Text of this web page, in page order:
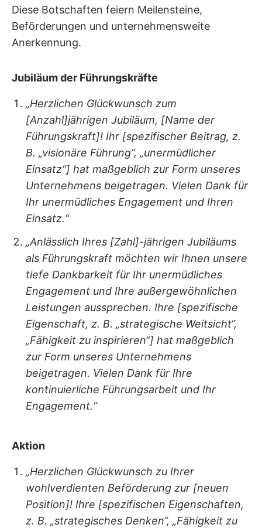
Diese Botschaften feiern Meilensteine,
Beförderungen und unternehmensweite
Anerkennung.
Jubiläum der Führungskräfte
„Herzlichen Glückwunsch zum
[Anzahl]jährigen Jubiläum, [Name der
Führungskraft]! Ihr [spezifischer Beitrag, z.
B. „visionäre Führung“, „unermüdlicher
Einsatz“] hat maßgeblich zur Form unseres
Unternehmens beigetragen. Vielen Dank für
Ihr unermüdliches Engagement und Ihren
Einsatz.“
„Anlässlich Ihres [Zahl]-jährigen Jubiläums
als Führungskraft möchten wir Ihnen unsere
tiefe Dankbarkeit für Ihr unermüdliches
Engagement und Ihre außergewöhnlichen
Leistungen aussprechen. Ihre [spezifische
Eigenschaft, z. B. „strategische Weitsicht“,
„Fähigkeit zu inspirieren“] hat maßgeblich
zur Form unseres Unternehmens
beigetragen. Vielen Dank für Ihre
kontinuierliche Führungsarbeit und Ihr
Engagement.“
Aktion
„Herzlichen Glückwunsch zu Ihrer
wohlverdienten Beförderung zur [neuen
Position]! Ihre [spezifischen Eigenschaften,
z. B. „strategisches Denken“, „Fähigkeit zu